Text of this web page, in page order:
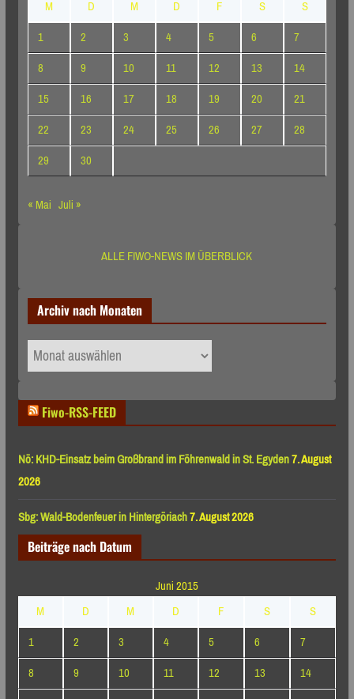
M
D M D F S
S
1
2 3 4 5 6
7
8
9 10 11 12 13
14
15
16 17 18 19 20
21
22
23 24 25 26 27
28
29
30
« Mai Juli »
ALLE FIWO-NEWS IM ÜBERBLICK
Archiv nach Monaten
Archiv
nach
Fiwo-RSS-FEED
Nö: KHD-Einsatz beim Großbrand im Föhrenwald in St. Egyden7. August
2026
Sbg: Wald-Bodenfeuer in Hintergöriach7. August 2026
Beiträge nach Datum
Juni 2015
M
D M D F S
S
1
2 3 4 5 6
7
8
9 10 11 12 13
14